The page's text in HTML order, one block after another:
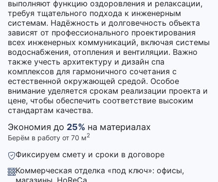
выполняют функцию оздоровления и релаксации,
требуя тщательного подхода к инженерным
системам. Надёжность и долговечность объекта
зависят от профессионального проектирования
всех инженерных коммуникаций, включая системы
водоснабжения, отопления и вентиляции. Важно
также учесть архитектуру и дизайн спа
комплексов для гармоничного сочетания с
естественной окружающей средой. Особое
внимание уделяется срокам реализации проекта и
цене, чтобы обеспечить соответствие высоким
стандартам качества.
Экономия до 25% на материалах
Берём в работу от 70 м2
Фиксируем смету и сроки в договоре
Коммерческая отделка «под ключ»: офисы,
магазины, HoReCa